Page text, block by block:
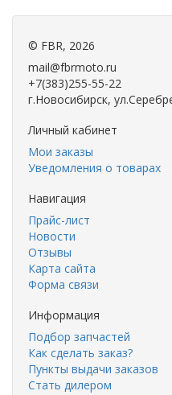
© FBR, 2026
mail@fbrmoto.ru
+7(383)255-55-22
г.Новосибирск,
Личный кабинет
Мои заказы
Уведомления о товарах
Навигация
Прайс-лист
Новости
Отзывы
Карта сайта
Форма связи
Информация
Подбор запчастей
Как сделать заказ?
Пункты выдачи заказов
Стать дилером